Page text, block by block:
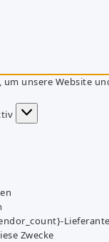
unsere Website
Zwecke